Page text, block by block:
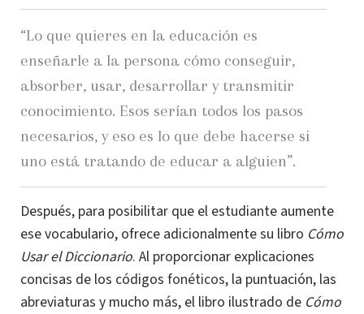
“Lo que quieres en la educación es
enseñarle a la persona cómo conseguir,
absorber, usar, desarrollar y transmitir
conocimiento. Esos serían todos los pasos
necesarios, y eso es lo que debe hacerse si
uno está tratando de educar a alguien”.
Después, para posibilitar que el estudiante aumente
ese vocabulario, ofrece adicionalmente su libro Cómo
Usar el Diccionario. Al proporcionar explicaciones
concisas de los códigos fonéticos, la puntuación, las
abreviaturas y mucho más, el libro ilustrado de Cómo